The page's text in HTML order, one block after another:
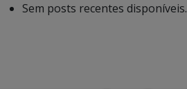
Sem posts recentes disponíveis.